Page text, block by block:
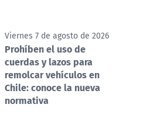
Viernes 7 de agosto de 2026
Prohíben el uso de
cuerdas y lazos para
remolcar vehículos en
Chile: conoce la nueva
normativa